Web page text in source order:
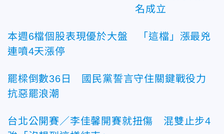
名成立
本週6檔個股表現優於大盤 「這檔」漲最兇
連噴4天漲停
罷樑倒數36日 國民黨誓言守住關鍵戰役力
抗惡罷浪潮
台北公開賽／李佳馨開賽就扭傷 混雙止步4